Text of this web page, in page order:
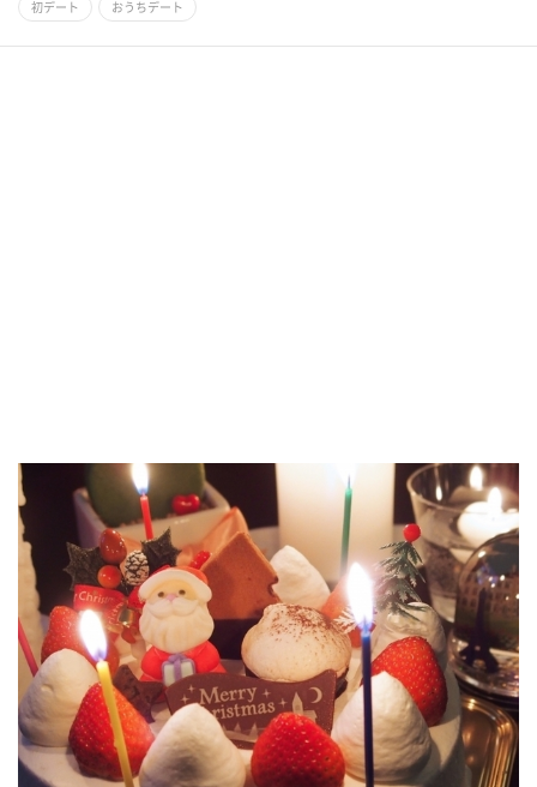
初デート おうちデート